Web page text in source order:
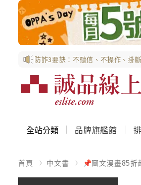
防詐3要訣：不聽信、不操作、掛
全站分類 品牌旗艦館
首頁 中文書 📌圖文漫畫85折